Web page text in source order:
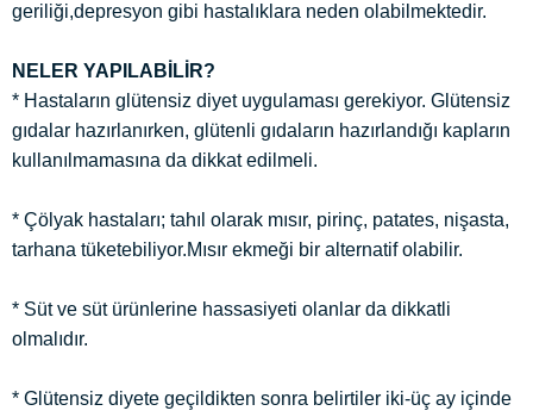
geriliği,depresyon gibi hastalıklara neden olabilmektedir.
NELER YAPILABİLİR?
* Hastaların glütensiz diyet uygulaması gerekiyor. Glütensiz
gıdalar hazırlanırken, glütenli gıdaların hazırlandığı kapların
kullanılmamasına da dikkat edilmeli.
* Çölyak hastaları; tahıl olarak mısır, pirinç, patates, nişasta,
tarhana tüketebiliyor.Mısır ekmeği bir alternatif olabilir.
* Süt ve süt ürünlerine hassasiyeti olanlar da dikkatli
olmalıdır.
* Glütensiz diyete geçildikten sonra belirtiler iki-üç ay içinde